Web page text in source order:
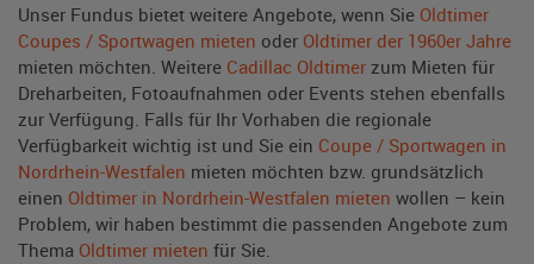
Unser Fundus bietet weitere Angebote, wenn Sie Oldtimer
Coupes / Sportwagen mieten oder Oldtimer der 1960er Jahre
mieten möchten. Weitere Cadillac Oldtimer zum Mieten für
Dreharbeiten, Fotoaufnahmen oder Events stehen ebenfalls
zur Verfügung. Falls für Ihr Vorhaben die regionale
Verfügbarkeit wichtig ist und Sie ein Coupe / Sportwagen in
Nordrhein-Westfalen mieten möchten bzw. grundsätzlich
einen Oldtimer in Nordrhein-Westfalen mieten wollen – kein
Problem, wir haben bestimmt die passenden Angebote zum
Thema Oldtimer mieten für Sie.